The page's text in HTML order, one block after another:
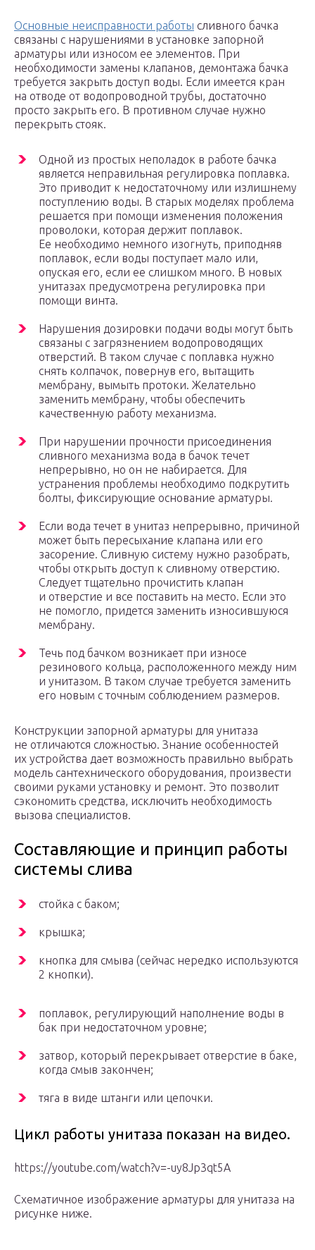
Основные неисправности работы сливного бачка
связаны с нарушениями в установке запорной
арматуры или износом ее элементов. При
необходимости замены клапанов, демонтажа бачка
требуется закрыть доступ воды. Если имеется кран
на отводе от водопроводной трубы, достаточно
просто закрыть его. В противном случае нужно
перекрыть стояк.
Одной из простых неполадок в работе бачка
является неправильная регулировка поплавка.
Это приводит к недостаточному или излишнему
поступлению воды. В старых моделях проблема
решается при помощи изменения положения
проволоки, которая держит поплавок.
Ее необходимо немного изогнуть, приподняв
поплавок, если воды поступает мало или,
опуская его, если ее слишком много. В новых
унитазах предусмотрена регулировка при
помощи винта.
Нарушения дозировки подачи воды могут быть
связаны с загрязнением водопроводящих
отверстий. В таком случае с поплавка нужно
снять колпачок, повернув его, вытащить
мембрану, вымыть протоки. Желательно
заменить мембрану, чтобы обеспечить
качественную работу механизма.
При нарушении прочности присоединения
сливного механизма вода в бачок течет
непрерывно, но он не набирается. Для
устранения проблемы необходимо подкрутить
болты, фиксирующие основание арматуры.
Если вода течет в унитаз непрерывно, причиной
может быть пересыхание клапана или его
засорение. Сливную систему нужно разобрать,
чтобы открыть доступ к сливному отверстию.
Следует тщательно прочистить клапан
и отверстие и все поставить на место. Если это
не помогло, придется заменить износившуюся
мембрану.
Течь под бачком возникает при износе
резинового кольца, расположенного между ним
и унитазом. В таком случае требуется заменить
его новым с точным соблюдением размеров.
Конструкции запорной арматуры для унитаза
не отличаются сложностью. Знание особенностей
их устройства дает возможность правильно выбрать
модель сантехнического оборудования, произвести
своими руками установку и ремонт. Это позволит
сэкономить средства, исключить необходимость
вызова специалистов.
Составляющие и принцип работы
системы слива
стойка с баком;
крышка;
кнопка для смыва (сейчас нередко используются
2 кнопки).
поплавок, регулирующий наполнение воды в
бак при недостаточном уровне;
затвор, который перекрывает отверстие в баке,
когда смыв закончен;
тяга в виде штанги или цепочки.
Цикл работы унитаза показан на видео.
https://youtube.com/watch?v=-uy8Jp3qt5A
Схематичное изображение арматуры для унитаза на
рисунке ниже.